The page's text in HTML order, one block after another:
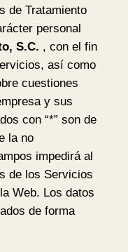
de Tratamiento
personal
S.C. , con el fin
así como
cuestiones
y sus
con “*” son de
la no
impedirá al
de los Servicios
Web. Los datos
de forma